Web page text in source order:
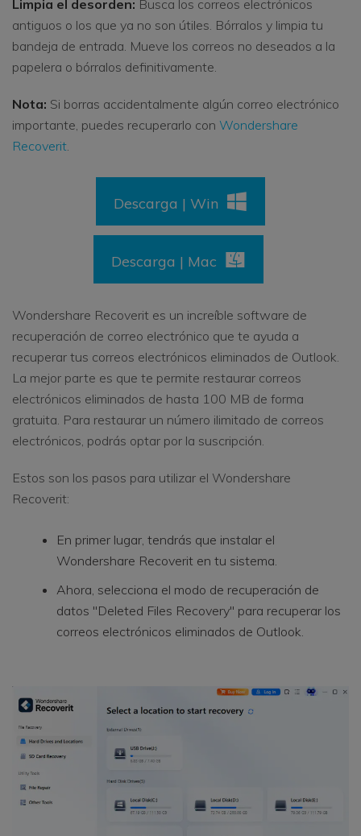
Limpia el desorden: Busca los correos electrónicos
antiguos o los que ya no son útiles. Bórralos y limpia tu
bandeja de entrada. Mueve los correos no deseados a la
papelera o bórralos definitivamente.
Nota: Si borras accidentalmente algún correo electrónico
importante, puedes recuperarlo con Wondershare
Recoverit
Descarga | Win
Descarga | Mac
Wondershare Recoverit es un increíble software de
recuperación de correo electrónico que te ayuda a
recuperar tus correos electrónicos eliminados de Outlook.
La mejor parte es que te permite restaurar correos
electrónicos eliminados de hasta 100 MB de forma
gratuita. Para restaurar un número ilimitado de correos
electrónicos, podrás optar por la suscripción.
Estos son los pasos para utilizar el Wondershare
Recoverit:
En primer lugar, tendrás que instalar el
Wondershare Recoverit en tu sistema.
Ahora, selecciona el modo de recuperación de
datos "Deleted Files Recovery" para recuperar los
correos electrónicos eliminados de Outlook.